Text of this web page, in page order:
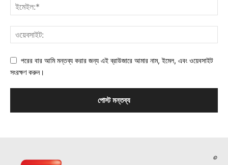
পরের বার আমি মন্তব্য করার জন্য এই ব্রাউজারে আমার নাম, ইমেল, এবং ওয়েবসাইট
সংরক্ষণ করুন।
©